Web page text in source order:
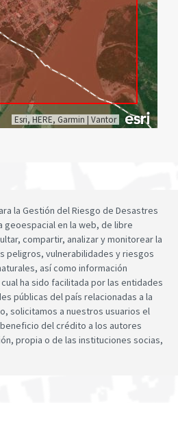
Esri, HERE, Garmin | Vantor
la Gestión del Riesgo de Desastres
geoespacial en la web, de libre
compartir, analizar y monitorear la
peligros, vulnerabilidades y riesgos
así como información
ha sido facilitada por las entidades
públicas del país relacionadas a la
solicitamos a nuestros usuarios el
del crédito a los autores
propia o de las instituciones socias,